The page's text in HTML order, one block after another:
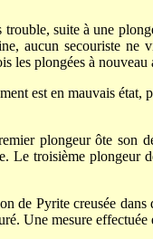
suite à une
aucun secouriste ne
les plongées à nouveau
est en mauvais état,
plongeur ôte son
troisième plongeur
de Pyrite creusée
Une mesure